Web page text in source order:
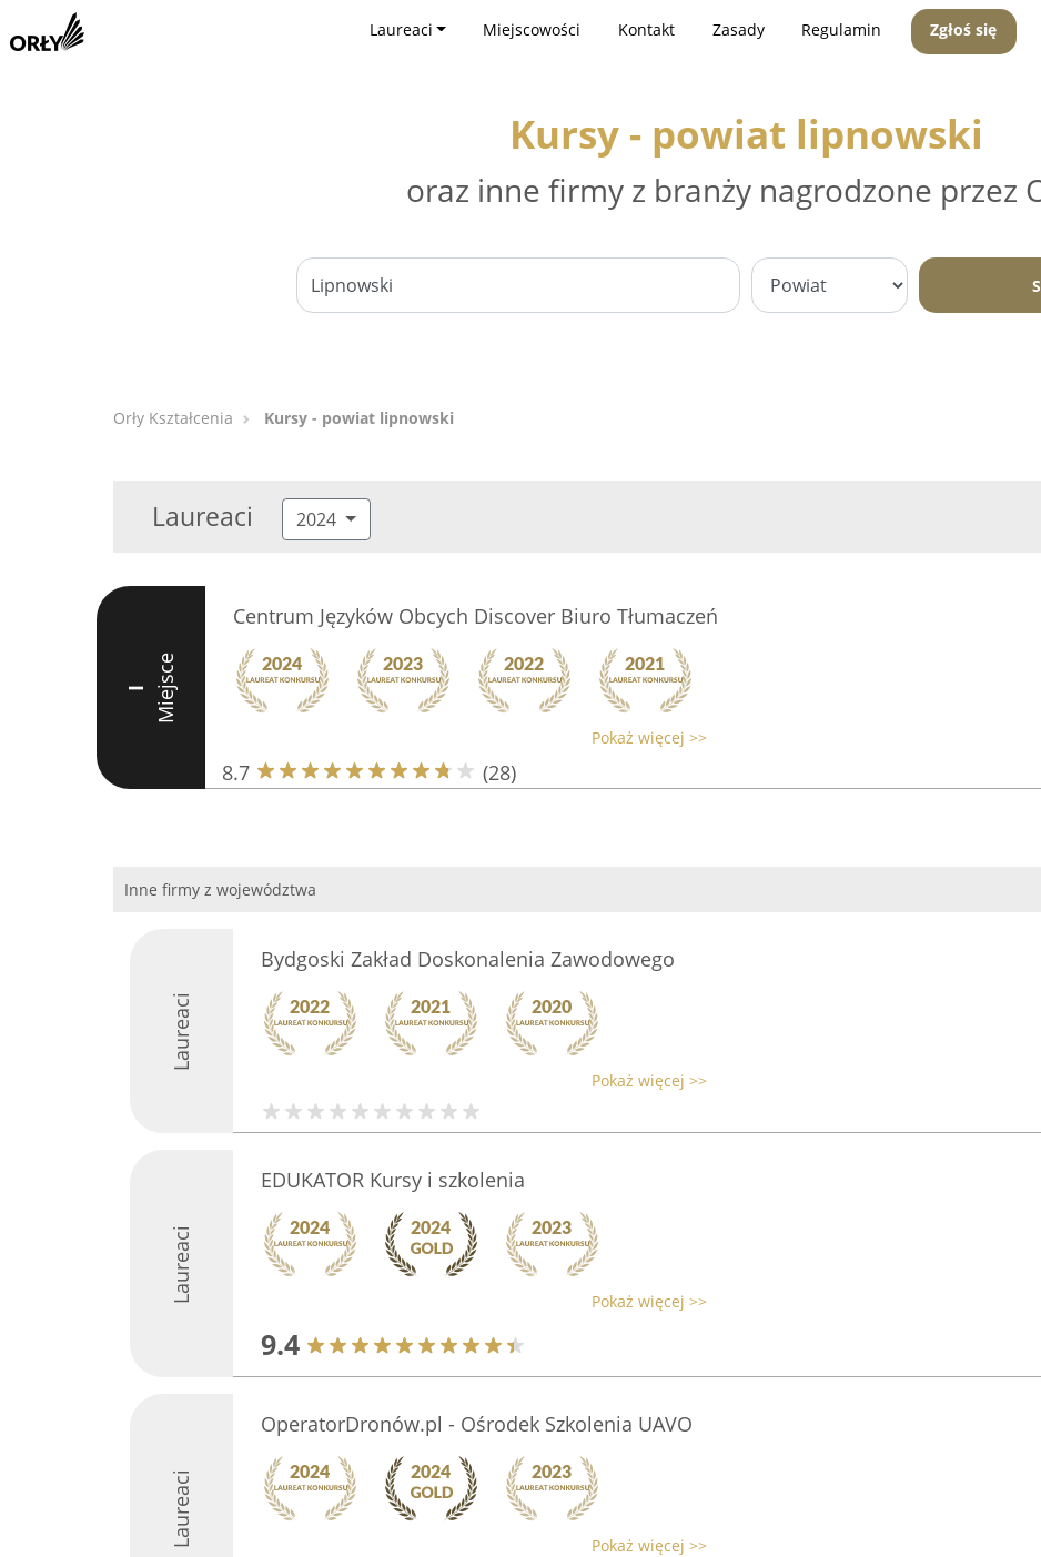
Laureaci Miejscowości Kontakt Zasady Regulamin Zgłoś się
Kursy - powiat lipnowski
oraz inne firmy z branży nagrodzone przez
Orły Kształcenia Kursy - powiat lipnowski
Laureaci 2024
I Miejsce
Centrum Języków Obcych Discover Biuro Tłumaczeń
Pokaż więcej >>
8.7 (28)
Inne firmy z województwa
Laureaci
Bydgoski Zakład Doskonalenia Zawodowego
Pokaż więcej >>
Laureaci
EDUKATOR Kursy i szkolenia
Pokaż więcej >>
9.4
Laureaci
OperatorDronów.pl - Ośrodek Szkolenia UAVO
Pokaż więcej >>